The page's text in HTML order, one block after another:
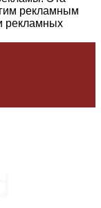
рекламным
рекламных